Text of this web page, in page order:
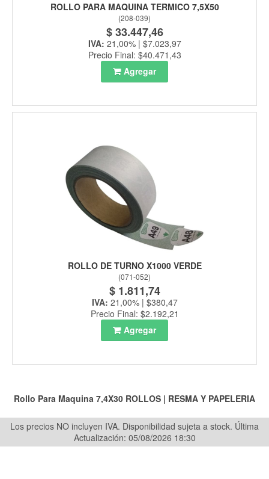
ROLLO PARA MAQUINA TERMICO 7,5X50
(208-039)
$ 33.447,46
IVA: 21,00% | $7.023,97
Precio Final: $40.471,43
Agregar
ROLLO DE TURNO X1000 VERDE
(071-052)
$ 1.811,74
IVA: 21,00% | $380,47
Precio Final: $2.192,21
Agregar
Rollo Para Maquina 7,4X30 ROLLOS | RESMA Y PAPELERIA
Los precios NO incluyen IVA. Disponibilidad sujeta a stock. Última
Actualización: 05/08/2026 18:30